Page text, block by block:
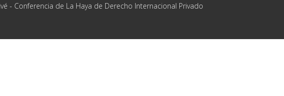
- Conferencia de La Haya de Derecho Internacional Privado